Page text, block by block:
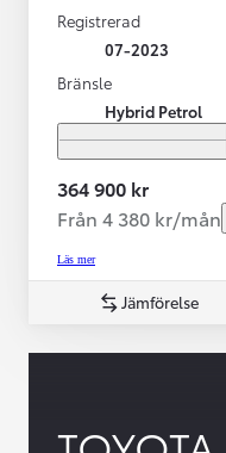
Registrerad
07-2023
Bränsle
Hybrid Petrol
364 900 kr
Från 4 380 kr/mån
Läs mer
Jämförelse